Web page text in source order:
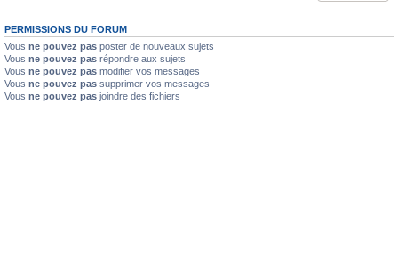
PERMISSIONS DU FORUM
Vous ne pouvez pas poster de nouveaux sujets
Vous ne pouvez pas répondre aux sujets
Vous ne pouvez pas modifier vos messages
Vous ne pouvez pas supprimer vos messages
Vous ne pouvez pas joindre des fichiers